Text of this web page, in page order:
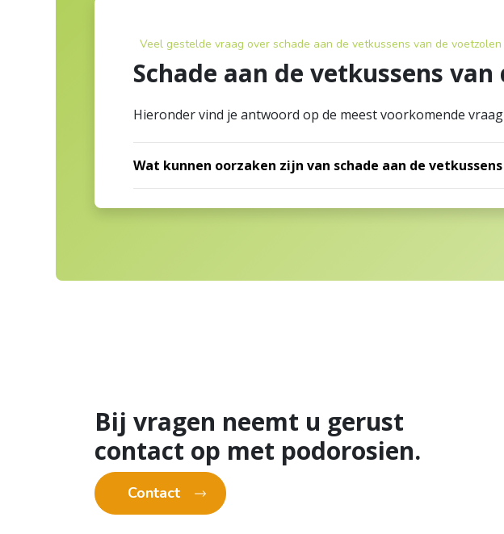
Veel gestelde vraag over schade aan de vetkussens van de voetzolen
Schade aan de vetkussens
Hieronder vind je antwoord op de meest voorkomende
Wat kunnen oorzaken zijn van schade aan de
Bij vragen neemt u gerust
contact op met podorosien.
Contact